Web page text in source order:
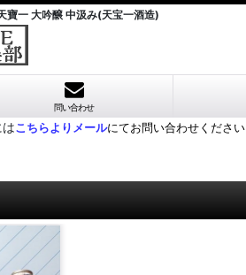
一 大吟醸 中汲み(天宝一酒造)
問い合わせ
こちらよりメールにてお問い合わせください